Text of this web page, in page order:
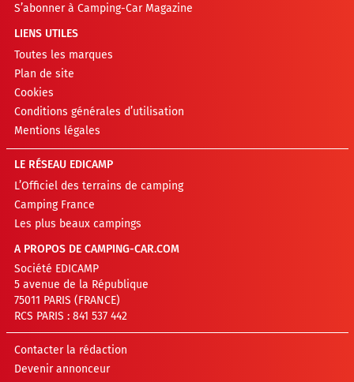
S’abonner à Camping-Car Magazine
LIENS UTILES
Toutes les marques
Plan de site
Cookies
Conditions générales d’utilisation
Mentions légales
LE RÉSEAU EDICAMP
L’Officiel des terrains de camping
Camping France
Les plus beaux campings
A PROPOS DE CAMPING-CAR.COM
Société EDICAMP
5 avenue de la République
75011 PARIS (FRANCE)
RCS PARIS : 841 537 442
Contacter la rédaction
Devenir annonceur